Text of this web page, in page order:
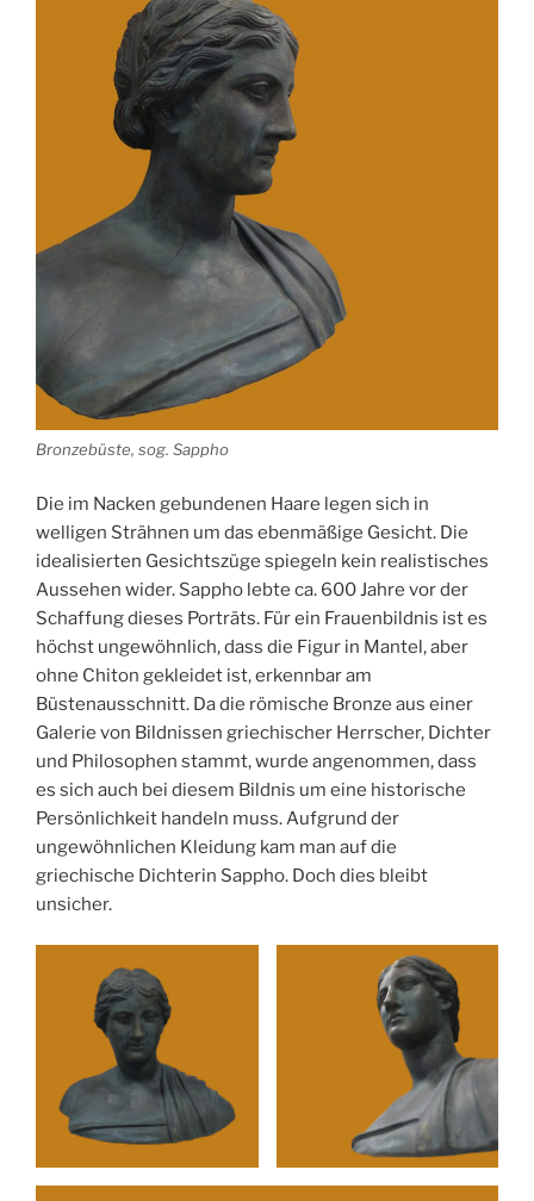
Bronzebüste, sog. Sappho
Die im Nacken gebundenen Haare legen sich in
welligen Strähnen um das ebenmäßige Gesicht. Die
idealisierten Gesichtszüge spiegeln kein realistisches
Aussehen wider. Sappho lebte ca. 600 Jahre vor der
Schaffung dieses Porträts. Für ein Frauenbildnis ist es
höchst ungewöhnlich, dass die Figur in Mantel, aber
ohne Chiton gekleidet ist, erkennbar am
Büstenausschnitt. Da die römische Bronze aus einer
Galerie von Bildnissen griechischer Herrscher, Dichter
und Philosophen stammt, wurde angenommen, dass
es sich auch bei diesem Bildnis um eine historische
Persönlichkeit handeln muss. Aufgrund der
ungewöhnlichen Kleidung kam man auf die
griechische Dichterin Sappho. Doch dies bleibt
unsicher.